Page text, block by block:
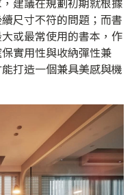
尺寸不符的問題；而書
或最常使用的書本，作
實用性與收納彈性兼
打造一個兼具美感與機